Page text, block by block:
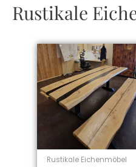
Rustikale
Rustikale Eichenmöbel